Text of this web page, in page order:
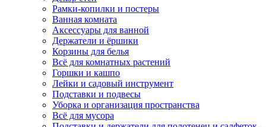
Рамки-копилки и постеры
Ванная комната
Аксессуары для ванной
Держатели и ёршики
Корзины для белья
Всё для комнатных растений
Горшки и кашпо
Лейки и садовый инструмент
Подставки и подвесы
Уборка и организация пространства
Всё для мусора